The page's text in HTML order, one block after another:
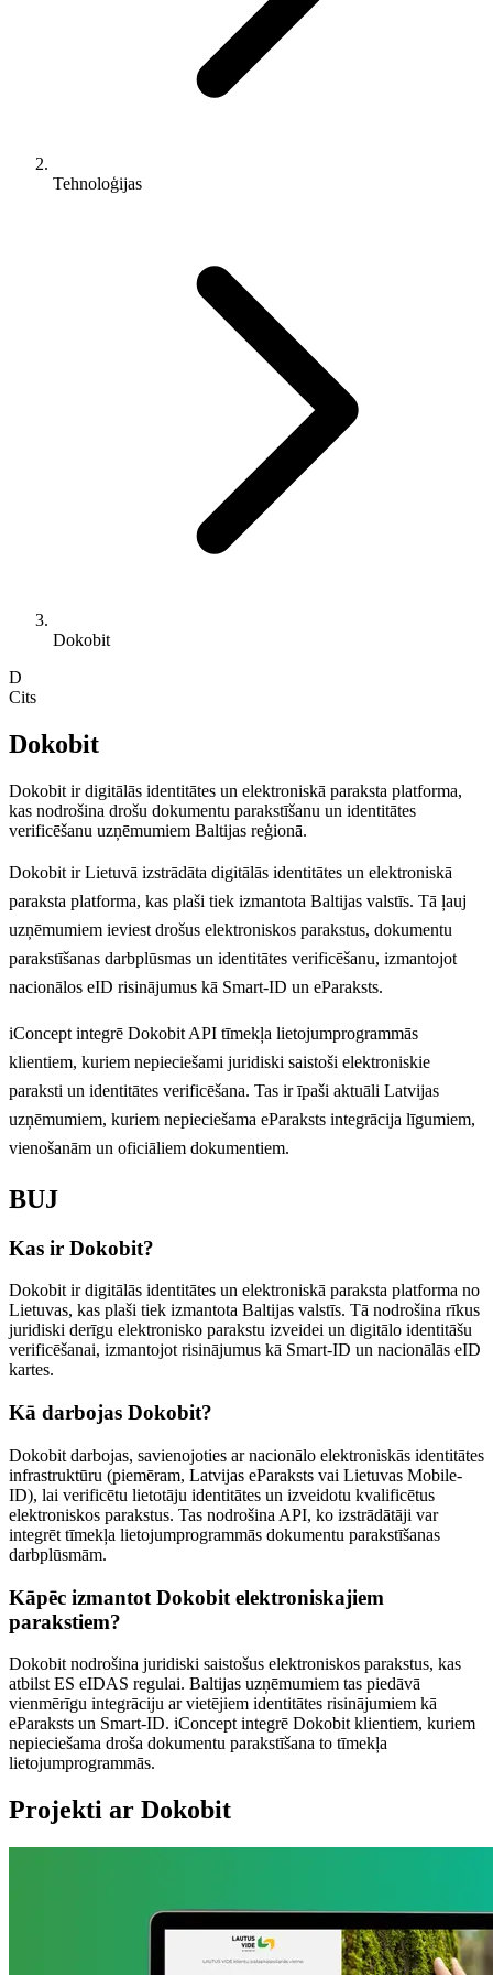
Tehnoloģijas
Dokobit
D
Cits
Dokobit
Dokobit ir digitālās identitātes un elektroniskā paraksta platforma,
kas nodrošina drošu dokumentu parakstīšanu un identitātes
verificēšanu uzņēmumiem Baltijas reģionā.
Dokobit ir Lietuvā izstrādāta digitālās identitātes un elektroniskā
paraksta platforma, kas plaši tiek izmantota Baltijas valstīs. Tā ļauj
uzņēmumiem ieviest drošus elektroniskos parakstus, dokumentu
parakstīšanas darbplūsmas un identitātes verificēšanu, izmantojot
nacionālos eID risinājumus kā Smart-ID un eParaksts.
iConcept integrē Dokobit API tīmekļa lietojumprogrammās
klientiem, kuriem nepieciešami juridiski saistoši elektroniskie
paraksti un identitātes verificēšana. Tas ir īpaši aktuāli Latvijas
uzņēmumiem, kuriem nepieciešama eParaksts integrācija līgumiem,
vienošanām un oficiāliem dokumentiem.
BUJ
Kas ir Dokobit?
Dokobit ir digitālās identitātes un elektroniskā paraksta platforma no
Lietuvas, kas plaši tiek izmantota Baltijas valstīs. Tā nodrošina rīkus
juridiski derīgu elektronisko parakstu izveidei un digitālo identitāšu
verificēšanai, izmantojot risinājumus kā Smart-ID un nacionālās eID
kartes.
Kā darbojas Dokobit?
Dokobit darbojas, savienojoties ar nacionālo elektroniskās identitātes
infrastruktūru (piemēram, Latvijas eParaksts vai Lietuvas Mobile-
ID), lai verificētu lietotāju identitātes un izveidotu kvalificētus
elektroniskos parakstus. Tas nodrošina API, ko izstrādātāji var
integrēt tīmekļa lietojumprogrammās dokumentu parakstīšanas
darbplūsmām.
Kāpēc izmantot Dokobit elektroniskajiem
parakstiem?
Dokobit nodrošina juridiski saistošus elektroniskos parakstus, kas
atbilst ES eIDAS regulai. Baltijas uzņēmumiem tas piedāvā
vienmērīgu integrāciju ar vietējiem identitātes risinājumiem kā
eParaksts un Smart-ID. iConcept integrē Dokobit klientiem, kuriem
nepieciešama droša dokumentu parakstīšana to tīmekļa
lietojumprogrammās.
Projekti ar Dokobit